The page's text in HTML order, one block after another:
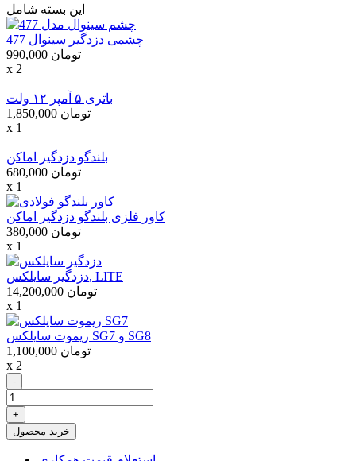
این بسته شامل
چشمی دزدگیر سینوال 477
990,000 تومان
x 2
باتری ۵ آمپر ۱۲ ولت
1,850,000 تومان
x 1
بلندگو دزدگیر اماکن
680,000 تومان
x 1
کاور فلزی بلندگو دزدگیر اماکن
380,000 تومان
x 1
دزدگیر سایلکس, LITE
14,200,000 تومان
x 1
ریموت سایلکس SG7 و SG8
1,100,000 تومان
x 2
-
+
خرید محصول